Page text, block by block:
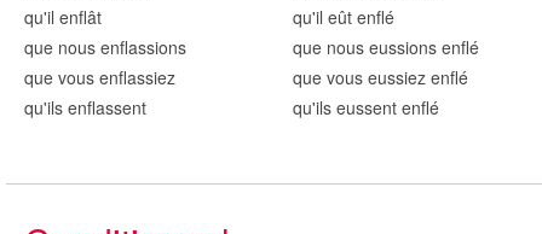
qu'il enflât
que nous enflassions
que vous enflassiez
qu'ils enflassent
qu'il eût enflé
que nous eussions enflé
que vous eussiez enflé
qu'ils eussent enflé